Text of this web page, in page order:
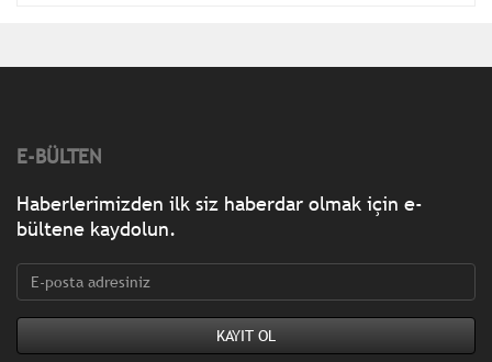
E-BÜLTEN
Haberlerimizden ilk siz haberdar olmak için e-
bültene kaydolun.